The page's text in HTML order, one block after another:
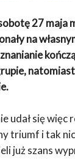
27 maja
na
udał się więc
triumf i tak
już szans